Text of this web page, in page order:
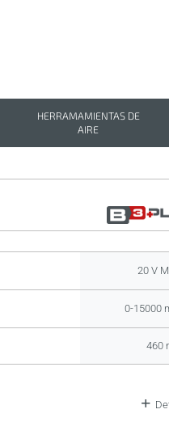
HERRAMAMIENTAS DE
AIRE
20 V
0-15000
460